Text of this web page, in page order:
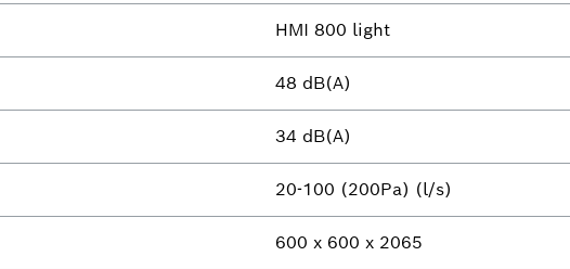
HMI 800 light
48 dB(A)
34 dB(A)
20-100 (200Pa) (l/s)
600 x 600 x 2065